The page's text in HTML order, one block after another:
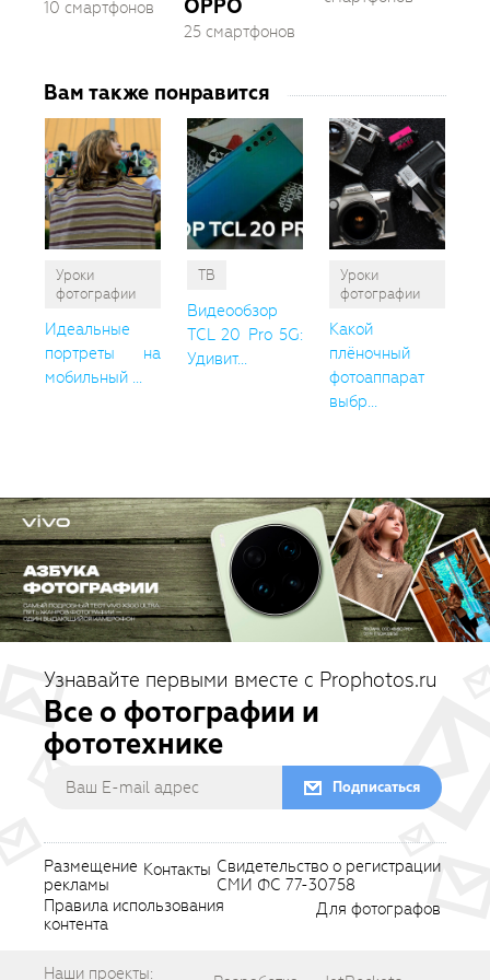
10 смартфонов OPPO
25 смартфонов
Вам также понравится
Уроки
фотографии
Идеальные
портреты на
мобильный ...
ТВ
Видеообзор
TCL 20 Pro 5G:
Удивит...
Уроки
фотографии
Какой
плёночный
фотоаппарат
выбр...
Узнавайте первыми вместе с Prophotos.ru
Все о фотографии и
фототехнике
Подписаться
Размещение
рекламы
Контакты Свидетельство о регистрации
СМИ ФС 77-30758
Правила использования
контента
Для фотографов
Наши проекты: